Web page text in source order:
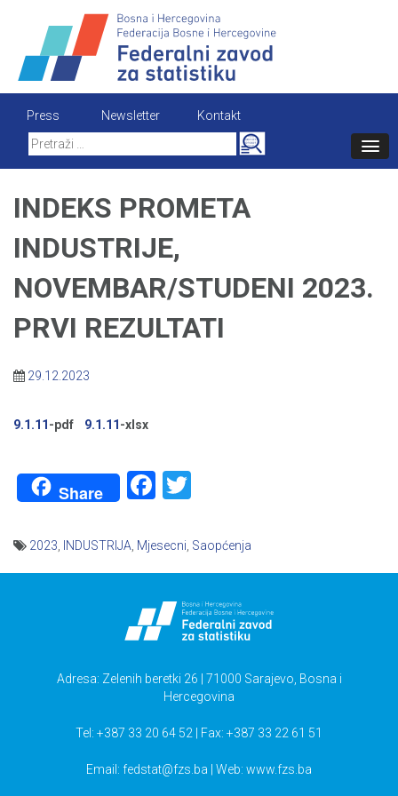
content
Press Newsletter
Kontakt
Search
for:
INDEKS PROMETA
INDUSTRIJE,
NOVEMBAR/STUDENI 2023.
PRVI REZULTATI
29.12.2023
9.1.11-pdf 9.1.11-xlsx
Share Facebook
2023 INDUSTRIJA Mjesecni Saopćenja
Adresa: Zelenih beretki 26 | 71000 Sarajevo, Bosna i
Hercegovina
Tel: +387 33 20 64 52 | Fax: +387 33 22 61 51
Email: fedstat@fzs.ba | Web: www.fzs.ba